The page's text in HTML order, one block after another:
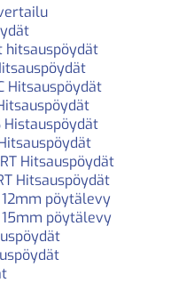
hitsauspöydät
Hitsauspöydät
Histauspöydät
Hitsauspöydät
Hitsauspöydät
12mm pöytälevy
15mm pöytälevy